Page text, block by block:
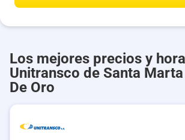
Los mejores precios y
Unitransco de Santa
De Oro